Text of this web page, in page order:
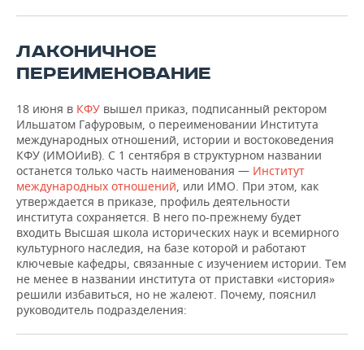
ВОЛЕЙБОЛ
КИБЕРСПОРТ
ВОДНЫЕ ВИДЫ СПОРТА
ХОККЕЙ С МЯЧОМ
ИСТОРИЯ
КУЛЬТУРА
ОБРАЗОВАНИЕ
ПРОИСШЕСТВИЯ
СПИСОК ПЕРСОН
СПИСОК КОМПАНИЙ
ПОЛНАЯ ВЕРСИЯ
ЛАКОНИЧНОЕ
ПЕРЕИМЕНОВАНИЕ
18 июня в КФУ вышел приказ, подписанный ректором
Ильшатом Гафуровым, о переименовании Института
международных отношений, истории и востоковедения
КФУ (ИМОИиВ). С 1 сентября в структурном названии
останется только часть наименования — Институт
международных отношений, или ИМО. При этом, как
утверждается в приказе, профиль деятельности
института сохраняется. В него по-прежнему будет
входить Высшая школа исторических наук и всемирного
культурного наследия, на базе которой и работают
ключевые кафедры, связанные с изучением истории. Тем
не менее в названии института от приставки «история»
решили избавиться, но не жалеют. Почему, пояснил
руководитель подразделения: